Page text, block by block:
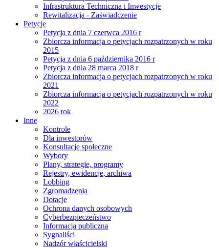
Infrastruktura Techniczna i Inwestycje
Rewitalizacja - Zaświadczenie
Petycje
Petycja z dnia 7 czerwca 2016 r
Zbiorcza informacja o petycjach rozpatrzonych w roku
2015
Petycja z dnia 6 października 2016 r
Petycja z dnia 28 marca 2018 r
Zbiorcza informacja o petycjach rozpatrzonych w roku
2021
Zbiorcza informacja o petycjach rozpatrzonych w roku
2022
2026 rok
Inne
Kontrole
Dla inwestorów
Konsultacje społeczne
Wybory
Plany, strategie, programy
Rejestry, ewidencje, archiwa
Lobbing
Zgromadzenia
Dotacje
Ochrona danych osobowych
Cyberbezpieczeństwo
Informacja publiczna
Sygnaliści
Nadzór właścicielski